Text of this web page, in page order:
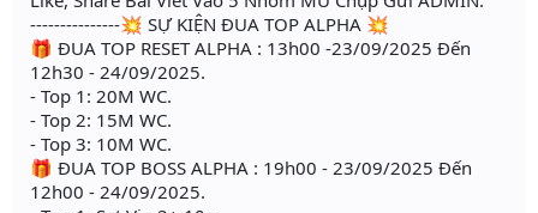
---------------💥 SỰ KIỆN ĐUA TOP ALPHA 💥
🎁 ĐUA TOP RESET ALPHA : 13h00 -23/09/2025 Đến
12h30 - 24/09/2025.
- Top 1: 20M WC.
- Top 2: 15M WC.
- Top 3: 10M WC.
🎁 ĐUA TOP BOSS ALPHA : 19h00 - 23/09/2025 Đến
12h00 - 24/09/2025.